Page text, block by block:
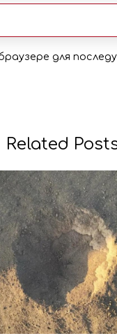
для
Related